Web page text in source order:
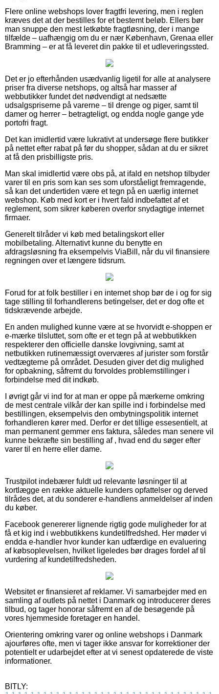
Flere online webshops lover fragtfri levering, men i reglen
kræves det at der bestilles for et bestemt beløb. Ellers bør
man snuppe den mest letkøbte fragtløsning, der i mange
tilfælde – uafhængig om du er nær København, Grenaa eller
Bramming – er at få leveret din pakke til et udleveringssted.
Det er jo efterhånden usædvanlig ligetil for alle at analysere
priser fra diverse netshops, og altså har masser af
webbutikker fundet det nødvendigt at nedsætte
udsalgspriserne på varerne – til drenge og piger, samt til
damer og herrer – betragteligt, og endda nogle gange yde
portofri fragt.
Det kan imidlertid være lukrativt at undersøge flere butikker
på nettet efter rabat på før du shopper, sådan at du er sikret
at få den prisbilligste pris.
Man skal imidlertid være obs på, at ifald en netshop tilbyder
varer til en pris som kan ses som uforståeligt fremragende,
så kan det undertiden være et tegn på en uærlig internet
webshop. Køb med kort er i hvert fald indbefattet af et
reglement, som sikrer køberen overfor snydagtige internet
firmaer.
Generelt tilråder vi køb med betalingskort eller
mobilbetaling. Alternativt kunne du benytte en
afdragsløsning fra eksempelvis ViaBill, når du vil finansiere
regningen over et længere tidsrum.
Forud for at folk bestiller i en internet shop bør de i og for sig
tage stilling til forhandlerens betingelser, det er dog ofte et
tidskrævende arbejde.
En anden mulighed kunne være at se hvorvidt e-shoppen er
e-mærke tilsluttet, som ofte er et tegn på at webbutikken
respekterer den officielle danske lovgivning, samt at
netbutikken rutinemæssigt overværes af jurister som forstår
vedtægterne på området. Desuden giver det dig mulighed
for opbakning, såfremt du forvoldes problemstillinger i
forbindelse med dit indkøb.
I øvrigt går vi ind for at man er oppe på mærkerne omkring
de mest centrale vilkår der kan spille ind i forbindelse med
bestillingen, eksempelvis den ombytningspolitik internet
forhandleren kører med. Derfor er det tillige essesentielt, at
man permanent gemmer ens faktura, således man senere vil
kunne bekræfte sin bestilling af , hvad end du søger efter
varer til en herre eller dame.
Trustpilot indebærer fuldt ud relevante løsninger til at
kortlægge en række aktuelle kunders opfattelser og derved
tilrådes det, at du sonderer e-handlens anmeldelser af inden
du køber.
Facebook genererer lignende rigtig gode muligheder for at
få et kig ind i webbutikkens kundetilfredshed. Her møder vi
endda e-handler hvor kunder kan udfærdige en evaluering
af købsoplevelsen, hvilket ligeledes bør drages fordel af til
vurdering af kundetilfredsheden.
Websitet er finansieret af reklamer. Vi samarbejder med en
samling af outlets på nettet i Danmark og introducerer deres
tilbud, og tager honorar såfremt en af de besøgende på
vores hjemmeside foretager en handel.
Orientering omkring varer og online webshops i Danmark
ajourføres ofte, men vi tager ikke ansvar for korrektioner der
potentielt er udarbejdet efter at vi senest opdaterede de viste
informationer.
BITLY: